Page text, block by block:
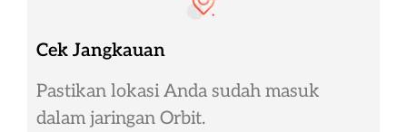
Cek Jangkauan
Pastikan lokasi Anda sudah masuk
dalam jaringan Orbit.